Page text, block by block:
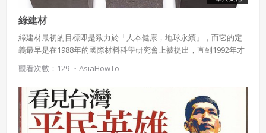
綠建材
綠建材最初的目標即是致力於「人本健康，地球永續」，而它的定
義最早是在1988年的國際材料科學研究會上被提出，直到1992年才
被確切的定義出來，一般而言，在原料取得、生產製造、成品使用
等階段，對地球環境負擔最小且對人類身體健康無害的材料，即稱
為「綠建材」。
觀看次數：129 ・ AsiaHowTo